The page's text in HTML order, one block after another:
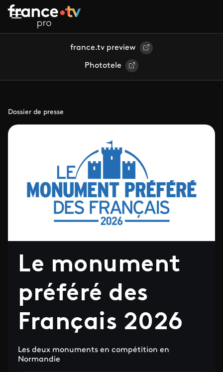
Aller au contenu principal
france.tv preview
Phototele
Dossier de presse
Le monument
préféré des
Français 2026
Les deux monuments en compétition en
Normandie